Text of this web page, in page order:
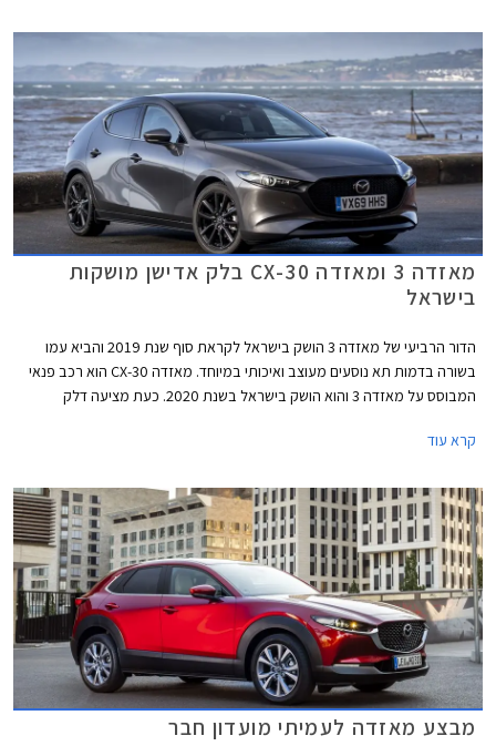
מאזדה 3 ומאזדה CX-30 בלק אדישן מושקות
בישראל
הדור הרביעי של מאזדה 3 הושק בישראל לקראת סוף שנת 2019 והביא עמו
בשורה בדמות תא נוסעים מעוצב ואיכותי במיוחד. מאזדה CX-30 הוא רכב פנאי
המבוסס על מאזדה 3 והוא הושק בישראל בשנת 2020. כעת מציעה דלק
בלק אדישן (Black Edition) כאופציה.
קרא עוד
מבצע מאזדה לעמיתי מועדון חבר